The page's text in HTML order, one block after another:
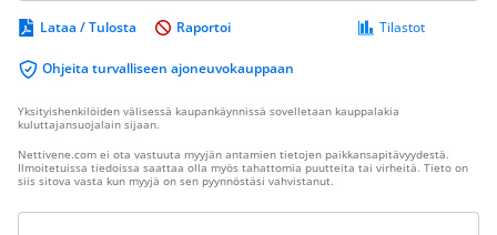
Lataa / Tulosta
Ohjeita turvalliseen ajoneuvokauppaan
Tilastot
Raportoi
Yksityishenkilöiden välisessä kaupankäynnissä sovelletaan kauppalakia
kuluttajansuojalain sijaan.
Nettivene.com ei ota vastuuta myyjän antamien tietojen paikkansapitävyydestä.
Ilmoitetuissa tiedoissa saattaa olla myös tahattomia puutteita tai virheitä. Tieto on
siis sitova vasta kun myyjä on sen pyynnöstäsi vahvistanut.